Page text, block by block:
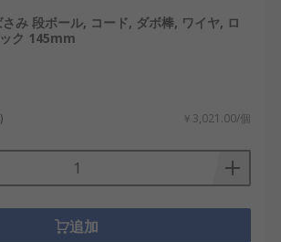
、 付属品で、即日出荷の145,000
に追跡、 100,000以上の製品にオ
ス可能です。当社でオンライン購
ブサイトはステップごとに支援し
ザインされていることがお分かり
さみ 段ボール, コー​​ド, ダボ棒, ワイヤ, ロ
ク 145mm
￥3,021.00/個
追加